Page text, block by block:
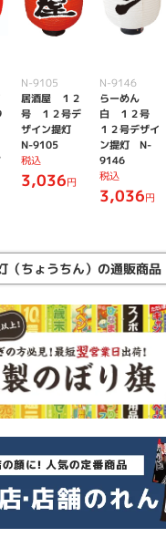
N-9105
居酒屋 １２
号 １２号デ
ザイン提灯
N-9105
税込
3,036円
N-9146
らーめん
白 １２号
１２号デザイ
ン提灯 N-
9146
税込
3,036円
（ちょうちん）の通販商品